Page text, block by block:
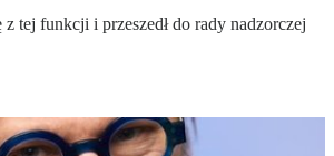
z tej funkcji i przeszedł do rady nadzorczej